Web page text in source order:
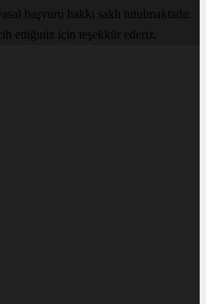
başvuru hakkı saklı tutulmaktadır.
ettiğiniz için teşekkür ederiz.